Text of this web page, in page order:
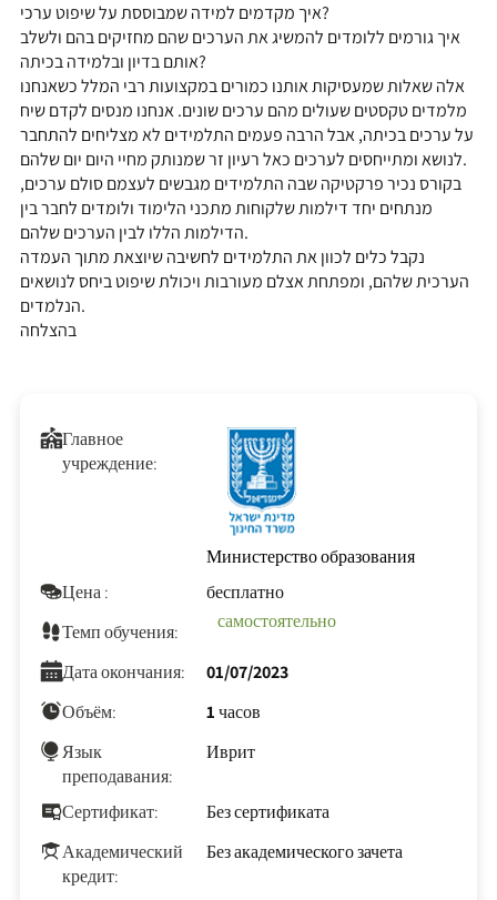
איך מקדמים למידה שמבוססת על שיפוט ערכי?
איך גורמים ללומדים להמשיג את הערכים שהם מחזיקים בהם ולשלב
אותם בדיון ובלמידה בכיתה?
אלה שאלות שמעסיקות אותנו כמורים במקצועות רבי המלל כשאנחנו
מלמדים טקסטים שעולים מהם ערכים שונים. אנחנו מנסים לקדם שיח
על ערכים בכיתה, אבל הרבה פעמים התלמידים לא מצליחים להתחבר
לנושא ומתייחסים לערכים כאל רעיון זר שמנותק מחיי היום יום שלהם.
בקורס נכיר פרקטיקה שבה התלמידים מגבשים לעצמם סולם ערכים,
מנתחים יחד דילמות שלקוחות מתכני הלימוד ולומדים לחבר בין
הדילמות הללו לבין הערכים שלהם.
נקבל כלים לכוון את התלמידים לחשיבה שיוצאת מתוך העמדה
הערכית שלהם, ומפתחת אצלם מעורבות ויכולת שיפוט ביחס לנושאים
הנלמדים.
בהצלחה
Главное
учреждение:
Министерство образования
Цена :
бесплатно
Темп обучения:
самостоятельно
Дата окончания:
01/07/2023
Объём:
1 часов
Язык
преподавания:
Иврит
Сертификат:
Без сертификата
Академический
кредит:
Без академического зачета